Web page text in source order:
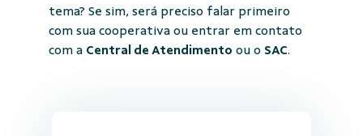
tema? Se sim, será preciso falar primeiro
com sua cooperativa ou entrar em contato
com a Central de Atendimento ou o SAC.